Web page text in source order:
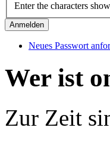
Enter the characters
Neues Passwort
Wer ist
Zur Zeit